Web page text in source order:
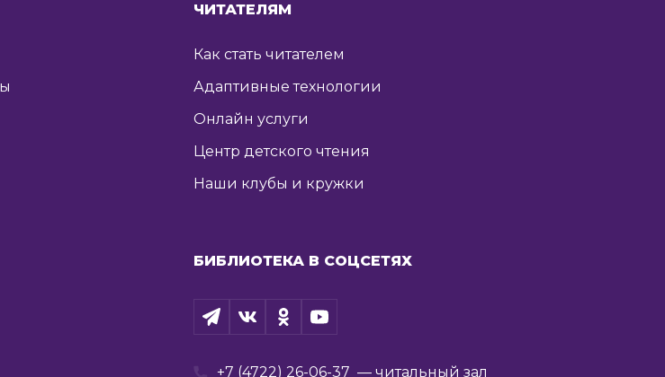
ЧИТАТЕЛЯМ
Как стать читателем
Адаптивные технологии
Онлайн услуги
Центр детского чтения
Наши клубы и кружки
БИБЛИОТЕКА В СОЦСЕТЯХ
+7 (4722) 26-06-37 — читальный зал